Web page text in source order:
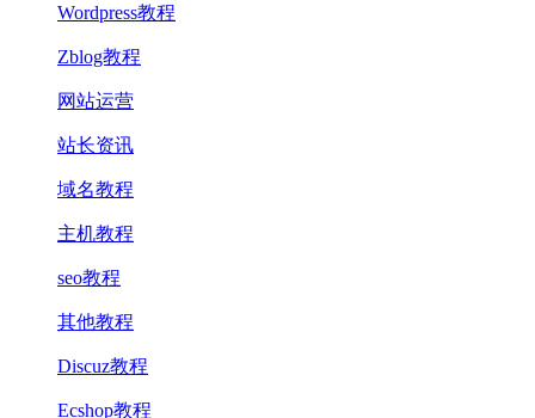
Wordpress教程
Zblog教程
网站运营
站长资讯
域名教程
主机教程
seo教程
其他教程
Discuz教程
Ecshop教程